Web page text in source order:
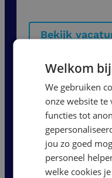
Bekijk
Dagdienst
Nijmegen
5000 per
32 - 40
Welkom
We gebruiken
onze website te
functies tot
jou zo goed
personeel
welke cookies